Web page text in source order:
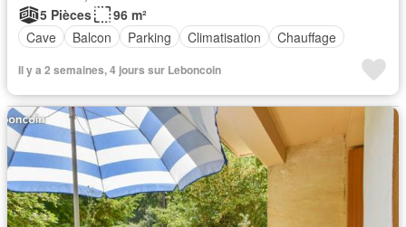
5 Pièces
96 m²
Cave
Balcon Parking Climatisation Chauffage
Il y a 2 semaines, 4 jours sur Leboncoin